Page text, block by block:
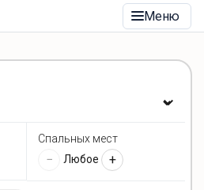
Меню
Спальных мест
− Любое +